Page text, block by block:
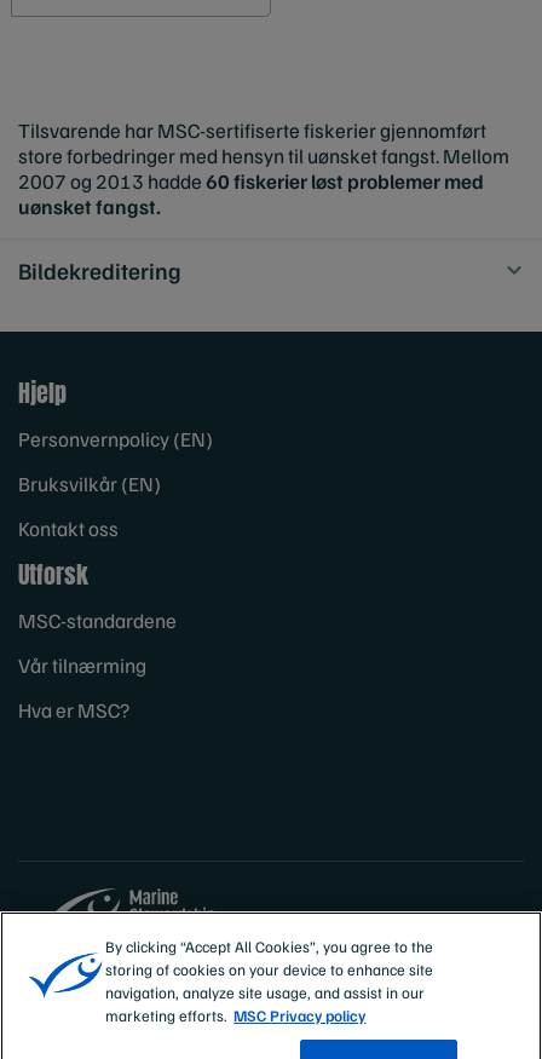
Tilsvarende har MSC-sertifiserte fiskerier gjennomført
store forbedringer med hensyn til uønsket fangst. Mellom
2007 og 2013 hadde 60 fiskerier løst problemer med
uønsket fangst.
Bildekreditering
Hjelp
Personvernpolicy (EN)
Bruksvilkår (EN)
Kontakt oss
Utforsk
MSC-standardene
Vår tilnærming
Hva er MSC?
Sites
Norge
By clicking “Accept All Cookies”, you agree to the
storing of cookies on your device to enhance site
navigation, analyze site usage, and assist in our
marketing efforts. MSC Privacy policy